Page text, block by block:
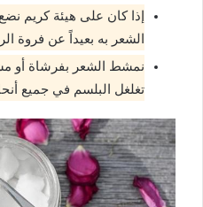
إذا كان على هيئة كريم
الشعر به بعيداً عن فروة
نمشط الشعر بفرشاة أو
تغلغل البلسم في جميع